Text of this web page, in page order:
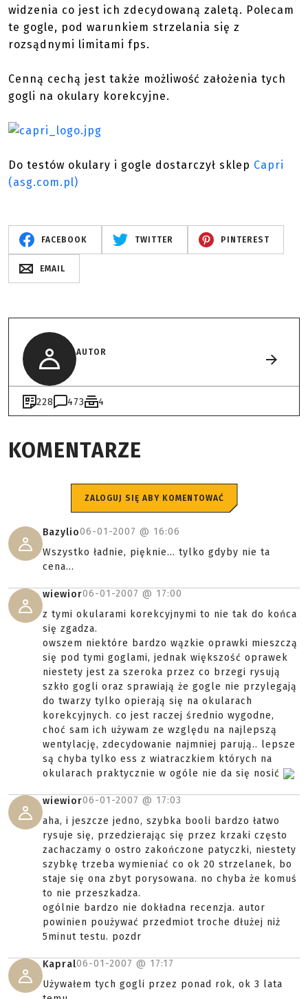
widzenia co jest ich zdecydowaną zaletą. Polecam
te gogle, pod warunkiem strzelania się z
rozsądnymi limitami fps.
Cenną cechą jest także możliwość założenia tych
gogli na okulary korekcyjne.
Do testów okulary i gogle dostarczył sklep Capri
(asg.com.pl)
FACEBOOK TWITTER PINTEREST
EMAIL
AUTOR
228 473 4
KOMENTARZE
ZALOGUJ SIĘ ABY KOMENTOWAĆ
Bazylio06-01-2007 @ 16:06
Wszystko ładnie, pięknie... tylko gdyby nie ta
cena...
wiewior06-01-2007 @ 17:00
z tymi okularami korekcyjnymi to nie tak do końca
się zgadza.
owszem niektóre bardzo wązkie oprawki mieszczą
się pod tymi goglami, jednak większość oprawek
niestety jest za szeroka przez co brzegi rysują
szkło gogli oraz sprawiają że gogle nie przylegają
do twarzy tylko opierają się na okularach
korekcyjnych. co jest raczej średnio wygodne,
choć sam ich używam ze względu na najlepszą
wentylację, zdecydowanie najmniej parują.. lepsze
są chyba tylko ess z wiatraczkiem których na
okularach praktycznie w ogóle nie da się nosić
wiewior06-01-2007 @ 17:03
aha, i jeszcze jedno, szybka booli bardzo łatwo
rysuje się, przedzierając się przez krzaki często
zachaczamy o ostro zakończone patyczki, niestety
szybkę trzeba wymieniać co ok 20 strzelanek, bo
staje się ona zbyt porysowana. no chyba że komuś
to nie przeszkadza.
ogólnie bardzo nie dokładna recenzja. autor
powinien poużywać przedmiot troche dłużej niż
5minut testu. pozdr
Kapral06-01-2007 @ 17:17
Używałem tych gogli przez ponad rok, ok 3 lata